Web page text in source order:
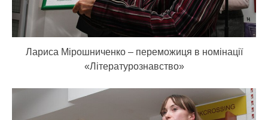
Лариса Мірошниченко – переможиця в номінації
«Літературознавство»